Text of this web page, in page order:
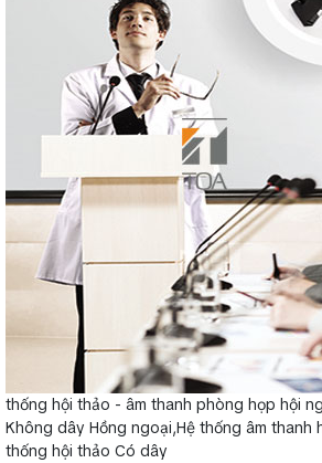
thống hội thảo - âm thanh phòng họp hội
Không dây Hồng ngoại,Hệ thống âm thanh
thống hội thảo Có dây